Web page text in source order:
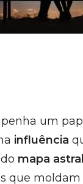
um
influência
do mapa astral
que